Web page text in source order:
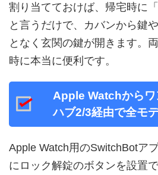
割り当てておけば、帰宅時に
と言うだけで、カバンから鍵
となく玄関の鍵が開きます。
時に本当に便利です。
Apple Watchから
ハブ2/3経由で全モ
Apple Watch用のSwitchBotア
にロック解錠のボタンを設置